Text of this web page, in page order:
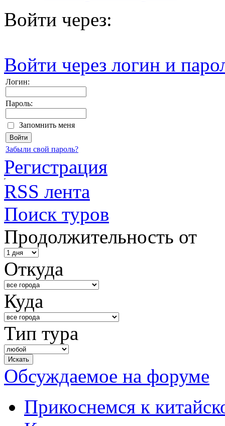
Войти через:
Войти через логин и
Логин:
Пароль:
Запомнить меня
Забыли свой пароль?
Регистрация
RSS лента
Поиск туров
Продолжительность от
Откуда
Куда
Тип тура
Обсуждаемое на форуме
Прикоснемся к